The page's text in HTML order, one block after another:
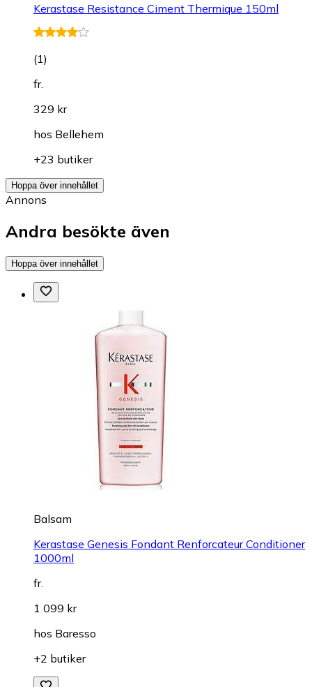
Kerastase Resistance Ciment Thermique 150ml
(1)
fr.
329 kr
hos Bellehem
+23 butiker
Hoppa över innehållet
Annons
Andra besökte även
Hoppa över innehållet
Balsam
Kerastase Genesis Fondant Renforcateur Conditioner
1000ml
fr.
1 099 kr
hos Baresso
+2 butiker